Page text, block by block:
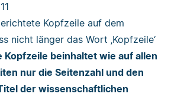
Kopfzeile auf dem
nicht länger das Wort ‚Kopfzeile‘
Kopfzeile beinhaltet wie auf allen
nur die Seitenzahl und den
der wissenschaftlichen